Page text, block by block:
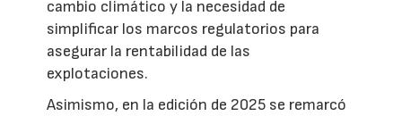
cambio climático y la necesidad de
simplificar los marcos regulatorios para
asegurar la rentabilidad de las
explotaciones.
Asimismo, en la edición de 2025 se remarcó